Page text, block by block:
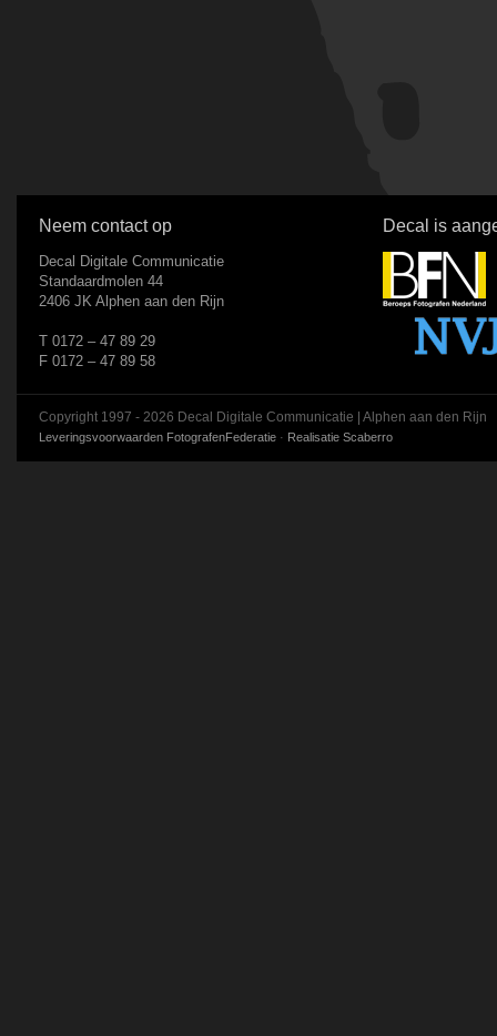
Neem contact op
Decal Digitale Communicatie
Standaardmolen 44
2406 JK Alphen aan den Rijn
T 0172 – 47 89 29
F 0172 – 47 89 58
Decal is
Copyright 1997 - 2026 Decal Digitale Communicatie | Alphen aan den Rijn
Leveringsvoorwaarden FotografenFederatie · Realisatie Scaberro